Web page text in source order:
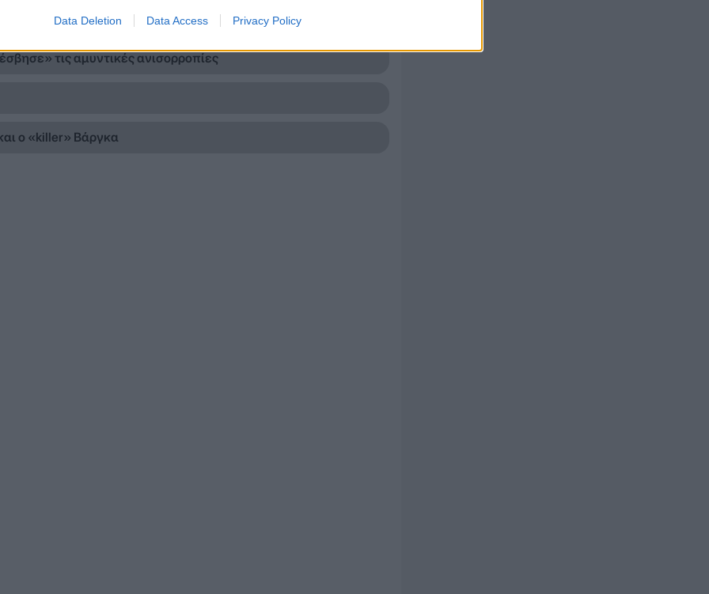
Data Deletion Data Access Privacy Policy
επίπεδο!
τις αμυντικές ανισορροπίες
ο «killer» Βάργκα